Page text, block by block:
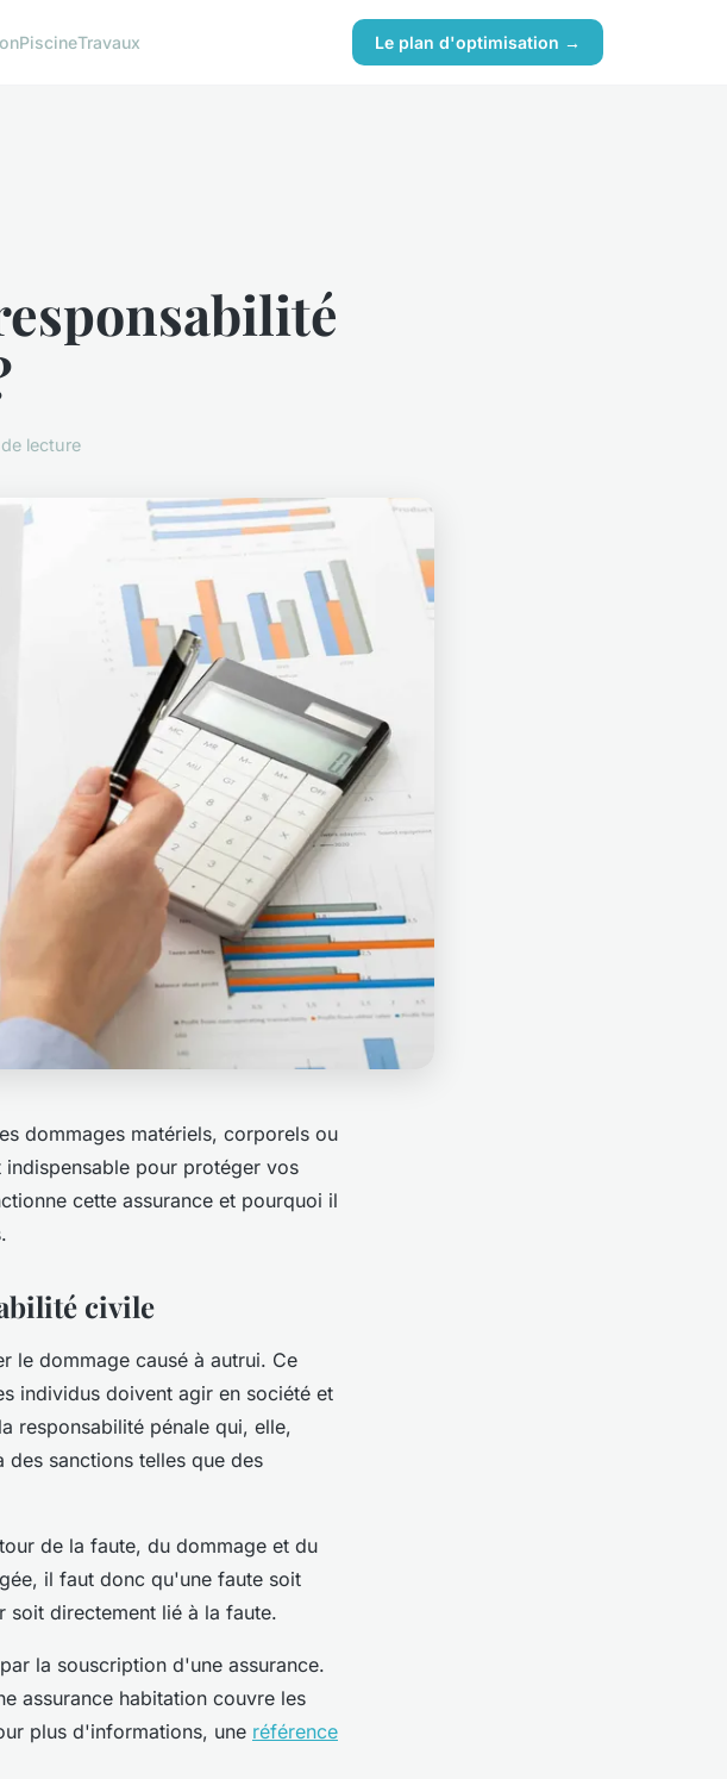
PiscineTravaux Le plan d'optimisation →
lecture
dommages matériels, corporels ou
pour protéger vos
cette assurance et pourquoi il
civile
le dommage causé à autrui. Ce
individus doivent agir en société et
responsabilité pénale qui, elle,
sanctions telles que des
de la faute, du dommage et du
il faut donc qu'une faute soit
soit directement lié à la faute.
la souscription d'une assurance.
assurance habitation couvre les
plus d'informations, une référence